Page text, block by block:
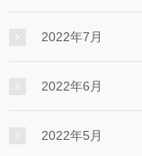
2022年7月
2022年6月
2022年5月